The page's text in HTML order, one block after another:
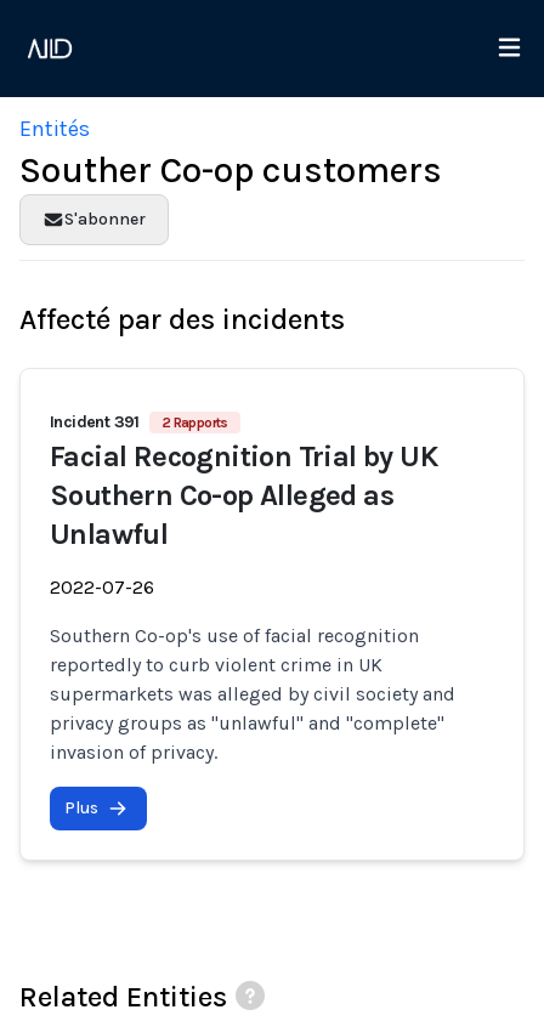
Entités
Souther Co-op customers
S'abonner
Affecté par des incidents
Incident 391 2 Rapports
Facial Recognition Trial by UK
Southern Co-op Alleged as
Unlawful
2022-07-26
Southern Co-op's use of facial recognition
reportedly to curb violent crime in UK
supermarkets was alleged by civil society and
privacy groups as "unlawful" and "complete"
invasion of privacy.
Plus
Related Entities